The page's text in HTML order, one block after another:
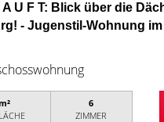
A U F T: Blick über die
- Jugenstil-Wohnung
6
ZIMMER